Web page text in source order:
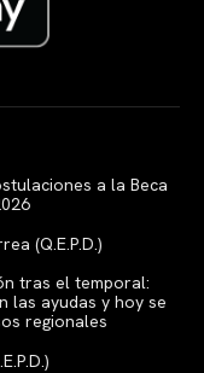
a la Beca
(Q.E.P.D.)
tras el temporal:
las ayudas y hoy se
regionales